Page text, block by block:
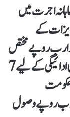
اجرت میں
کے
مختص
قرضوں پر سود کی ادائیگی کے لیے 7
وصول